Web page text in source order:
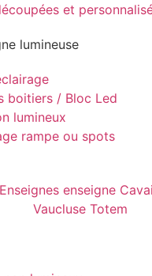
lumineuse
boitiers / Bloc Led
lumineux
rampe ou spots